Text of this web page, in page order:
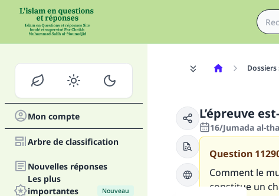
Mon compte
Arbre de classification
Nouvelles réponses
Les plus
importantes
Nouveau
L’épreuve
16/Jumada al-
Question
Comment le
constitue un